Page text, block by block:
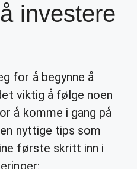
investere
for å begynne å
viktig å følge noen
å komme i gang på
nyttige tips som
første skritt inn i